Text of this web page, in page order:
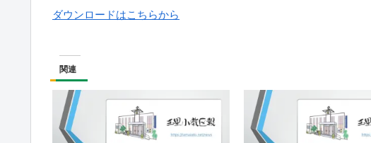
ダウンロードはこちらから
関連